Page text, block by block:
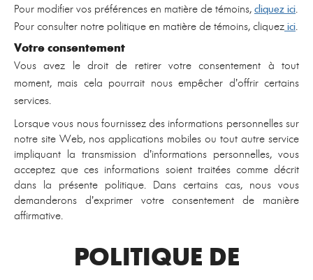
Pour modifier vos préférences en matière de témoins, cliquez ici.
Pour consulter notre politique en matière de témoins, cliquez ici.
Votre consentement
Vous avez le droit de retirer votre consentement à tout
moment, mais cela pourrait nous empêcher d’offrir certains
services.
Lorsque vous nous fournissez des informations personnelles sur
notre site Web, nos applications mobiles ou tout autre service
impliquant la transmission d’informations personnelles, vous
acceptez que ces informations soient traitées comme décrit
dans la présente politique. Dans certains cas, nous vous
demanderons d’exprimer votre consentement de manière
affirmative.
POLITIQUE DE